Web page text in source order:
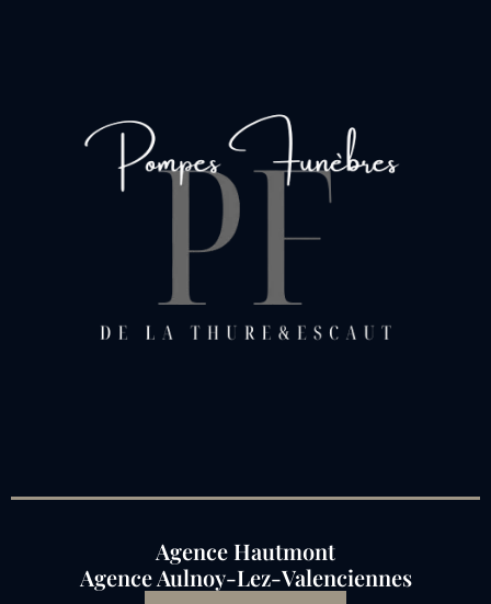
Agence Hautmont
Agence Aulnoy-Lez-Valenciennes